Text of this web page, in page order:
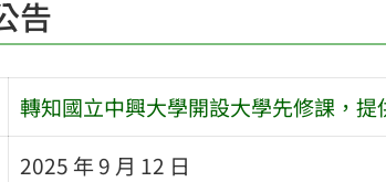
告
轉知國立中興大學開設大學先修課，
2025 年 9 月 12 日